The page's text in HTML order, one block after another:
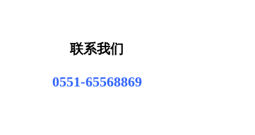
联系我们
0551-65568869